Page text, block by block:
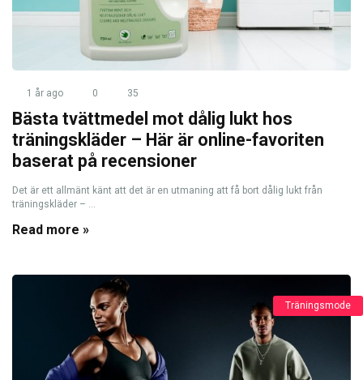
1 år ago 0 35
Bästa tvättmedel mot dålig lukt hos
träningskläder – Här är online-favoriten
baserat på recensioner
Det är ett allmänt känt att det är en utmaning att få bort dålig lukt från
träningskläder – ...
Read more »
Träningsmode